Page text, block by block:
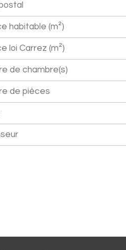
Value
habitable (m²)
loi Carrez (m²)
de chambre(s)
de pièces